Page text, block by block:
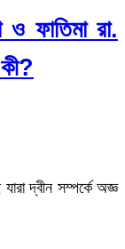
ফাতিমা রা.
দ্বীন সম্পর্কে অজ্ঞ